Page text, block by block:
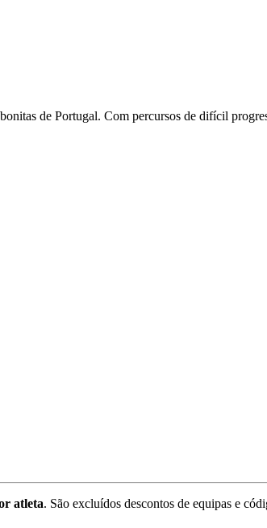
de Portugal. Com percursos de difícil
atleta. São excluídos descontos de equipas e